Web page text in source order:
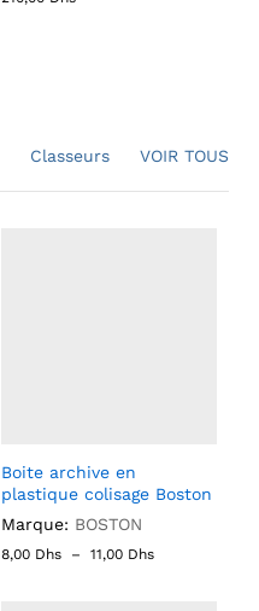
Classeurs VOIR TOUS
Boite archive en
plastique colisage Boston
Marque: BOSTON
8,00 Dhs – 11,00 Dhs